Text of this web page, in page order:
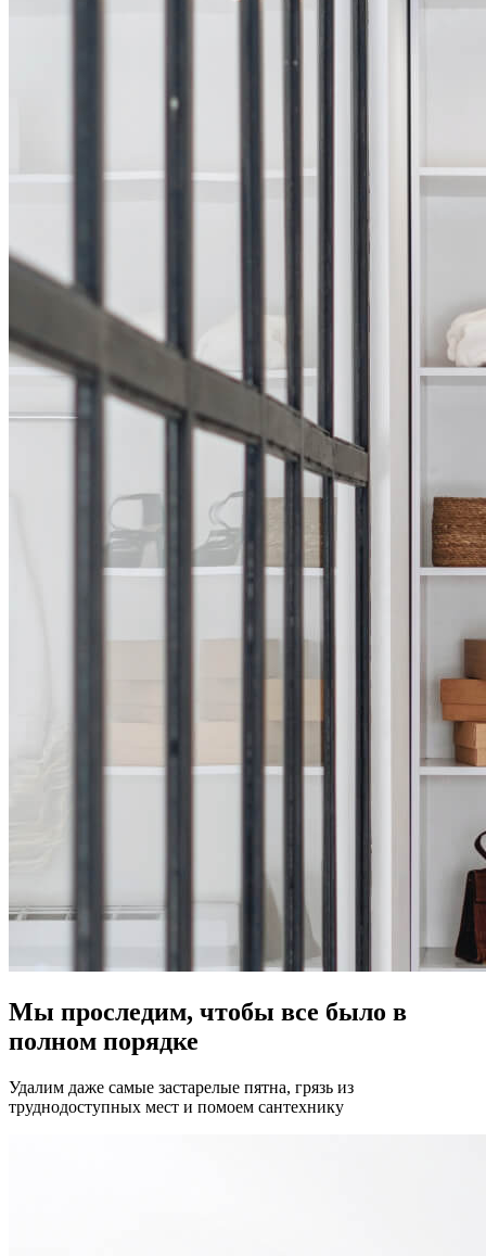
Мы проследим, чтобы все было в
полном порядке
Удалим даже самые застарелые пятна, грязь из
труднодоступных мест и помоем сантехнику